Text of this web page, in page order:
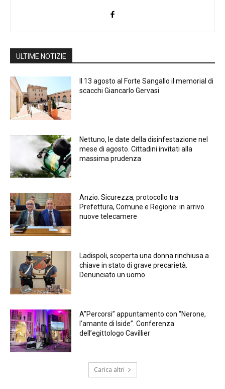
ULTIME NOTIZIE
Il 13 agosto al Forte Sangallo il memorial di
scacchi Giancarlo Gervasi
Nettuno, le date della disinfestazione nel
mese di agosto. Cittadini invitati alla
massima prudenza
Anzio. Sicurezza, protocollo tra
Prefettura, Comune e Regione: in arrivo
nuove telecamere
Ladispoli, scoperta una donna rinchiusa a
chiave in stato di grave precarietà.
Denunciato un uomo
A”Percorsi” appuntamento con “Nerone,
l’amante di Iside”. Conferenza
dell’egittologo Cavillier
Carica altri